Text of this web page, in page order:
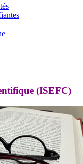
(ISEFC)